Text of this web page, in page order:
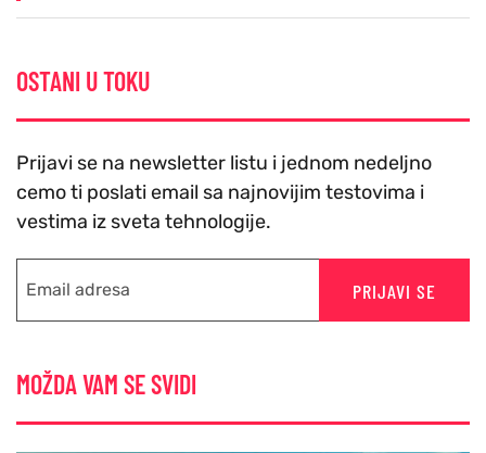
OSTANI U TOKU
Prijavi se na newsletter listu i jednom nedeljno
cemo ti poslati email sa najnovijim testovima i
vestima iz sveta tehnologije.
PRIJAVI SE
MOŽDA VAM SE SVIDI